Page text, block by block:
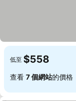
低至 $558
查看 7 個網站的價格